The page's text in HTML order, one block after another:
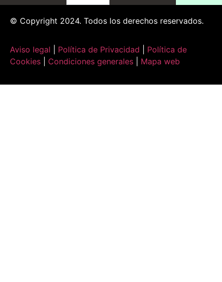
© Copyright 2024. Todos los derechos reservados.
Aviso legal Política de Privacidad
Política de
Cookies
Condiciones generales Mapa web